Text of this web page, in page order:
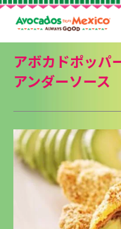
アボカドポッパ
アンダーソース